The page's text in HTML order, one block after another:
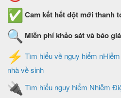
Cam kết hết dột mới thanh
Miễn phí khảo sát và báo giá
Tìm hiểu về nguy hiểm
nhà về sinh
Tìm hiểu nguy hiểm Nhiễm